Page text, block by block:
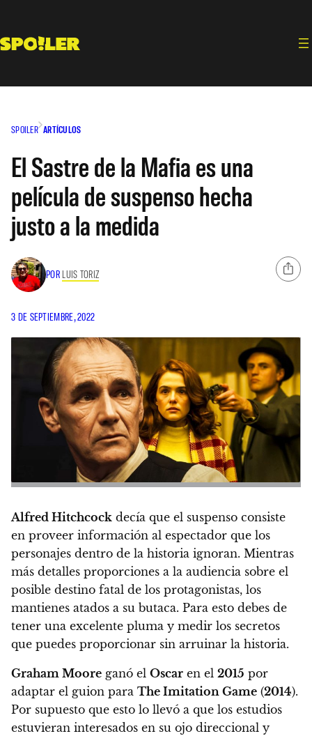
contenido
SPOILER ARTÍCULOS
El Sastre de la Mafia es una
película de suspenso hecha
justo a la medida
POR LUIS TORIZ
3 DE SEPTIEMBRE, 2022
Alfred Hitchcock decía que el suspenso consiste
en proveer información al espectador que los
personajes dentro de la historia ignoran. Mientras
más detalles proporciones a la audiencia sobre el
posible destino fatal de los protagonistas, los
mantienes atados a su butaca. Para esto debes de
tener una excelente pluma y medir los secretos
que puedes proporcionar sin arruinar la historia.
Graham Moore ganó el Oscar en el 2015 por
adaptar el guion para The Imitation Game (2014).
Por supuesto que esto lo llevó a que los estudios
estuvieran interesados en su ojo direccional y